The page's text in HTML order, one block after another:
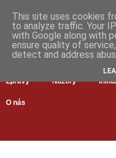
Zprávy Názory
O nás
This site uses cookies
to analyze traffic. Your
with Google along with
ensure quality of
detect and address